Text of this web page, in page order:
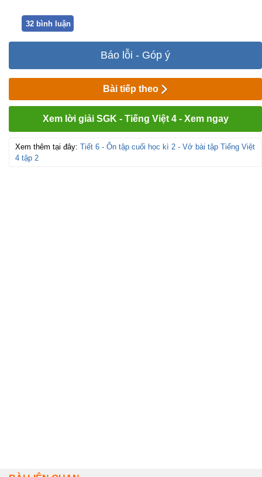
32 bình luận
Báo lỗi - Góp ý
Bài tiếp theo
Xem lời giải SGK - Tiếng Việt 4 - Xem ngay
Xem thêm tại đây: Tiết 6 - Ôn tập cuối học kì 2 - Vở bài tập Tiếng Việt
4 tập 2